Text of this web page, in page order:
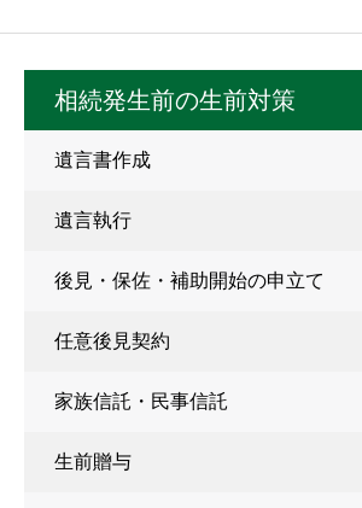
相続発生前の生前対策
遺言書作成
遺言執行
後見・保佐・補助開始の申立て
任意後見契約
家族信託・民事信託
生前贈与